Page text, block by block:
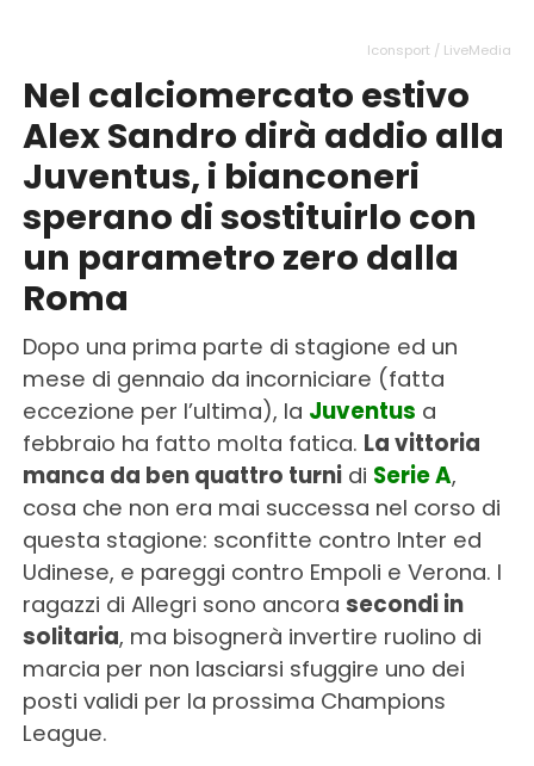
Iconsport / LiveMedia
Nel calciomercato estivo
Alex Sandro dirà addio alla
Juventus, i bianconeri
sperano di sostituirlo con
un parametro zero dalla
Roma
Dopo una prima parte di stagione ed un
mese di gennaio da incorniciare (fatta
eccezione per l’ultima), la Juventus a
febbraio ha fatto molta fatica. La vittoria
manca da ben quattro turnidi Serie A,
cosa che non era mai successa nel corso di
questa stagione: sconfitte contro Inter ed
Udinese, e pareggi contro Empoli e Verona. I
ragazzi di Allegri sono ancora secondi in
solitaria, ma bisognerà invertire ruolino di
marcia per non lasciarsi sfuggire uno dei
posti validi per la prossima Champions
League.